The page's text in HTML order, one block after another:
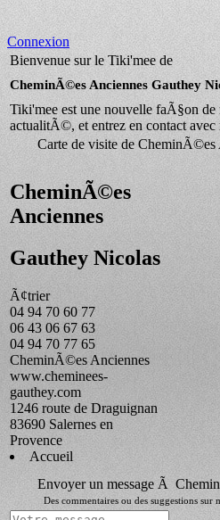
Connexion
Bienvenue sur le Tiki'mee de
CheminÃ©es Anciennes Gauthey
Tiki'mee est une nouvelle faÃ§on
actualitÃ©, et entrez en contact avec
Carte de visite de
CheminÃ©es
Anciennes
Gauthey Nicolas
Ã¢trier
04 94 70 60 77
06 43 06 67 63
04 94 70 77 65
CheminÃ©es Anciennes
www.cheminees-
gauthey.com
1246 route de Draguignan
83690 Salernes en
Provence
Accueil
Envoyer un message Ã
Des commentaires ou des suggestions